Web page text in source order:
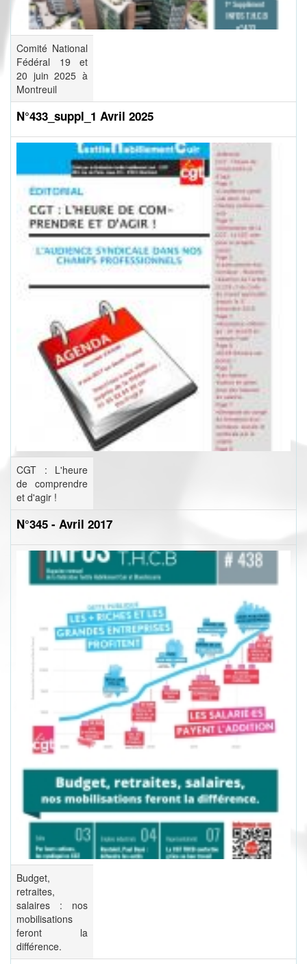
Comité National
Fédéral 19 et
20 juin 2025 à
Montreuil
N°433_suppl_1 Avril 2025
CGT : L'heure
de comprendre
et d'agir !
N°345 - Avril 2017
Budget,
retraites,
salaires : nos
mobilisations
feront la
différence.